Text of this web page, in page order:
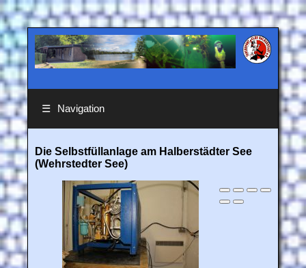
☰ Navigation
Die Selbstfüllanlage am Halberstädter See
(Wehrstedter See)